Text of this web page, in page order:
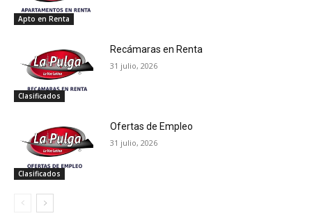
Apto en Renta
Clasificados
Recámaras en Renta
31 julio, 2026
Clasificados
Ofertas de Empleo
31 julio, 2026